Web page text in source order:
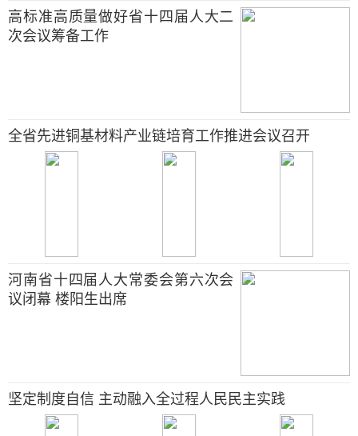
高标准高质量做好省十四届人大二
次会议筹备工作
全省先进铜基材料产业链培育工作推进会议召开
河南省十四届人大常委会第六次会
议闭幕 楼阳生出席
坚定制度自信 主动融入全过程人民民主实践